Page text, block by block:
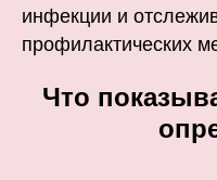
инфекции и
профилактических
Что